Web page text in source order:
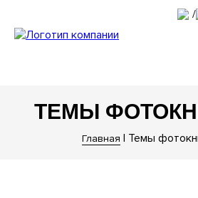
/
ТЕМЫ
Главная | Темы